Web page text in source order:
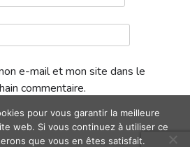
e-mail et mon site dans le
commentaire.
pour vous garantir la meilleure
web. Si vous continuez à utiliser ce
que vous en êtes satisfait.